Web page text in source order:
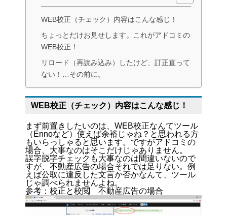
WEB校正（チェック）内容はこんな感じ！
ちょっとだけお見せします。これがアドコミの
WEB校正！
リロード（再読み込み）したけど、訂正直って
ない！…その前に。
WEB校正（チェック）内容はこんな感じ！
まず前置きしたいのは、WEB校正なんてツール
（Ennoなど）使えば余裕じゃね？と思われる方
もいらっしゃると思います。ですがアドコミの
場合、大事なのはそこだけじゃありません。
誤字脱字チェックも大事なのは間違いないので
すが、不動産広告の場合それでは足りない。例
えば公取に違反した文言か否かなんて、ツール
じゃ調べられませんよね。
参考： 校正と校閲 不動産広告の場合